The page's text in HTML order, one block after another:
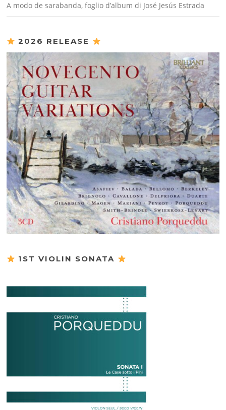
A modo de sarabanda, foglio d’album di José Jesús Estrada
2026 RELEASE
1ST VIOLIN SONATA